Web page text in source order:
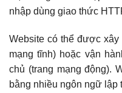
nhập dùng giao thức
Website có thể được
mạng tĩnh) hoặc vận
chủ (trang mạng động).
bằng nhiều ngôn ngữ lập